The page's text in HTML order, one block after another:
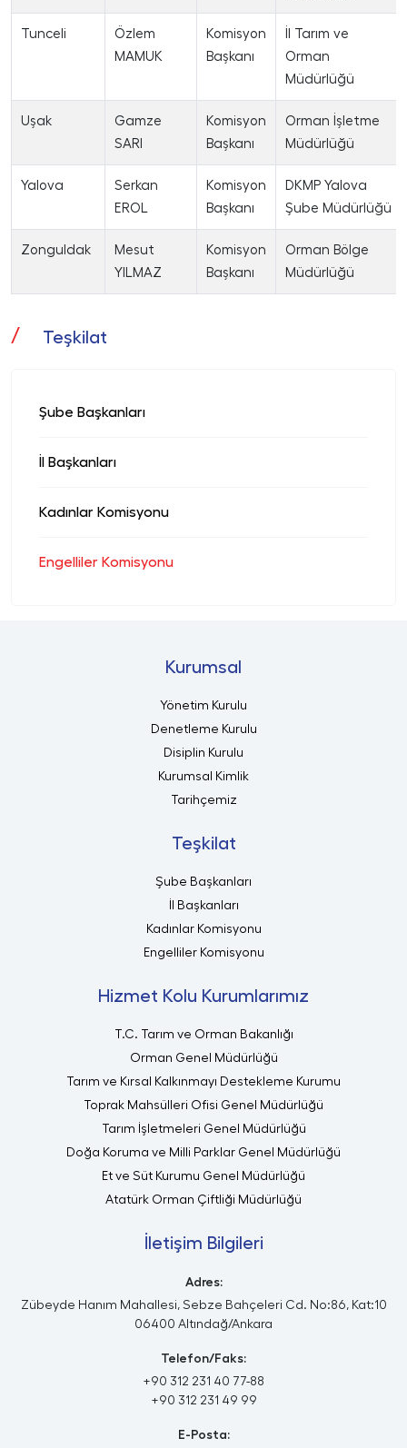
Teşkilat
Şube Başkanları
İl Başkanları
Kadınlar Komisyonu
Engelliler Komisyonu
Tunceli
Özlem
MAMUK
Komisyon
Başkanı
İl Tarım ve
Orman
Müdürlüğü
Uşak
Gamze
SARI
Komisyon
Başkanı
Orman İşletme
Müdürlüğü
Yalova
Serkan
EROL
Komisyon
Başkanı
DKMP Yalova
Şube Müdürlüğü
Zonguldak
Mesut
YILMAZ
Komisyon
Başkanı
Orman Bölge
Müdürlüğü
Kurumsal
Yönetim Kurulu
Denetleme Kurulu
Disiplin Kurulu
Kurumsal Kimlik
Tarihçemiz
Teşkilat
Şube Başkanları
İl Başkanları
Kadınlar Komisyonu
Engelliler Komisyonu
Hizmet Kolu Kurumlarımız
T.C. Tarım ve Orman Bakanlığı
Orman Genel Müdürlüğü
Tarım ve Kırsal Kalkınmayı Destekleme Kurumu
Toprak Mahsülleri Ofisi Genel Müdürlüğü
Tarım İşletmeleri Genel Müdürlüğü
Doğa Koruma ve Milli Parklar Genel Müdürlüğü
Et ve Süt Kurumu Genel Müdürlüğü
Atatürk Orman Çiftliği Müdürlüğü
İletişim Bilgileri
Adres:
Zübeyde Hanım Mahallesi, Sebze Bahçeleri Cd. No:86, Kat:10
06400 Altındağ/Ankara
Telefon/Faks:
+90 312 231 40 77-88
+90 312 231 49 99
E-Posta: